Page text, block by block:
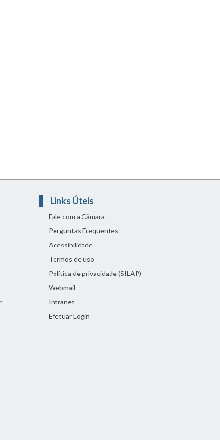
Links Úteis
Fale com a Câmara
Perguntas Frequentes
Acessibilidade
Termos de uso
Política de privacidade (SILAP)
Webmail
Intranet
Efetuar Login